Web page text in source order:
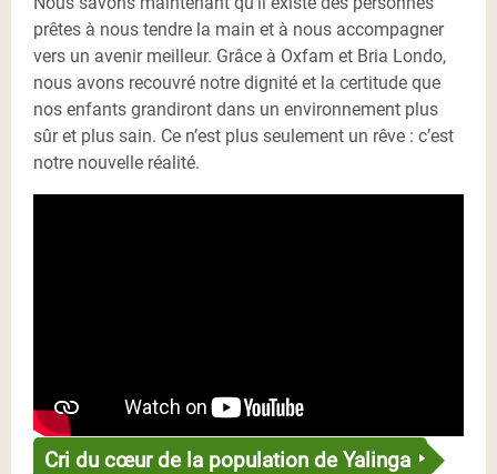
prêtes à nous tendre la main et à nous accompagner
vers un avenir meilleur. Grâce à Oxfam et Bria Londo,
nous avons recouvré notre dignité et la certitude que
nos enfants grandiront dans un environnement plus
sûr et plus sain. Ce n’est plus seulement un rêve : c’est
notre nouvelle réalité.
Cri du cœur de la population de Yalinga